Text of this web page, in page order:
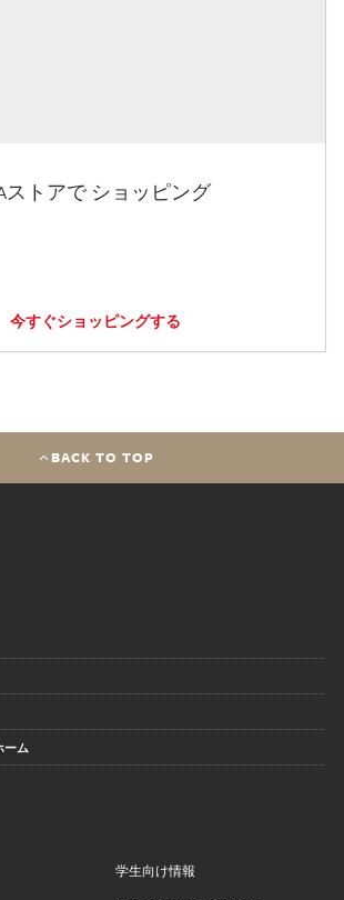
ストアで ショッピング
今すぐショッピングする
BACK TO TOP
ーム
学生向け情報